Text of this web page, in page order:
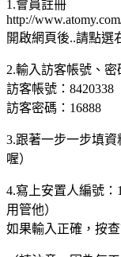
1.會員註冊
http://
開啟網頁後..請點選
2.輸入訪客帳號、密
訪客帳號：8420338
訪客密碼：16888
3.跟著一步一步填
喔）
4.寫上安置人編號：
用管他）
如果輸入正確，按